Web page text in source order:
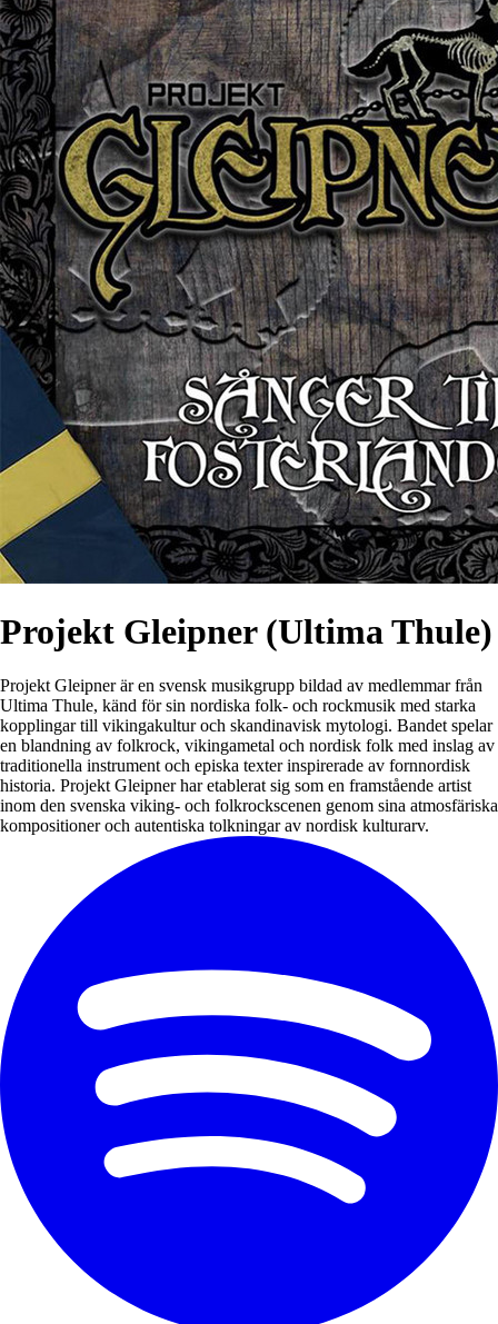
Projekt Gleipner (Ultima Thule)
Projekt Gleipner är en svensk musikgrupp bildad av medlemmar från
Ultima Thule, känd för sin nordiska folk- och rockmusik med starka
kopplingar till vikingakultur och skandinavisk mytologi. Bandet spelar
en blandning av folkrock, vikingametal och nordisk folk med inslag av
traditionella instrument och episka texter inspirerade av fornnordisk
historia. Projekt Gleipner har etablerat sig som en framstående artist
inom den svenska viking- och folkrockscenen genom sina atmosfäriska
kompositioner och autentiska tolkningar av nordisk kulturarv.